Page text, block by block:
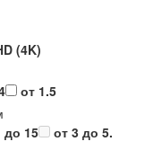
(4K)
от 1.5
до 15
от 3 до 5.